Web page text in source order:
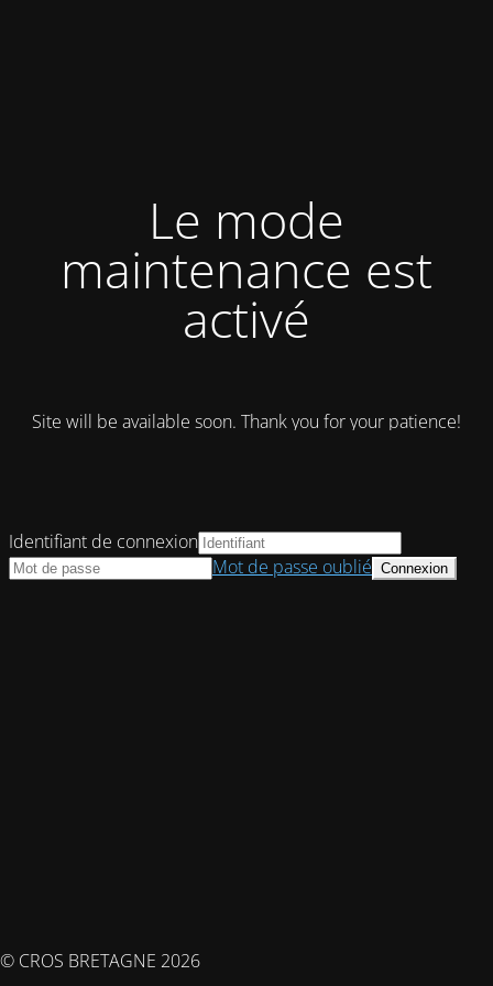
Le mode
maintenance est
activé
Site will be available soon. Thank you for your patience!
© CROS BRETAGNE 2026
Identifiant de connexion
Mot de passe oublié